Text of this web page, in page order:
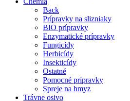
Back
Prípravky na slizniaky
BIO prípravky
Enzymatické prípravky
Fungicídy
Herbicídy
Insekticídy
Ostatné
Pomocné prípravky
Spreje na hmyz
Trávne osivo